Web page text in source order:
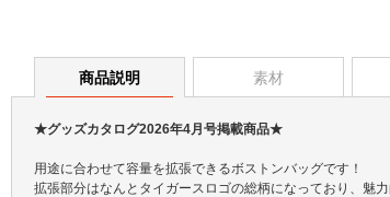
商品説明 素材
★グッズカタログ2026年4月号掲載商品★
用途に合わせて容量を拡張できるボストンバッグです！
拡張部分はなんとタイガースロゴの総柄になっており、魅